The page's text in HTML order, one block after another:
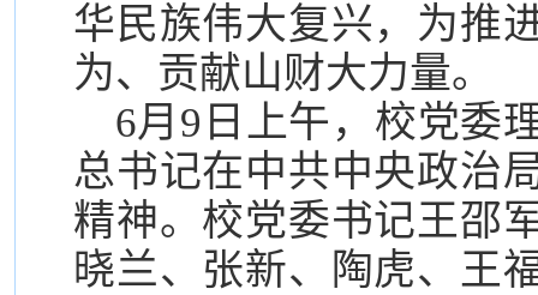
华民族伟大复兴，为推
为、贡献山财大力量。
6月9日上午，校党委
总书记在中共中央政治
精神。校党委书记王邵
晓兰、张新、陶虎、王